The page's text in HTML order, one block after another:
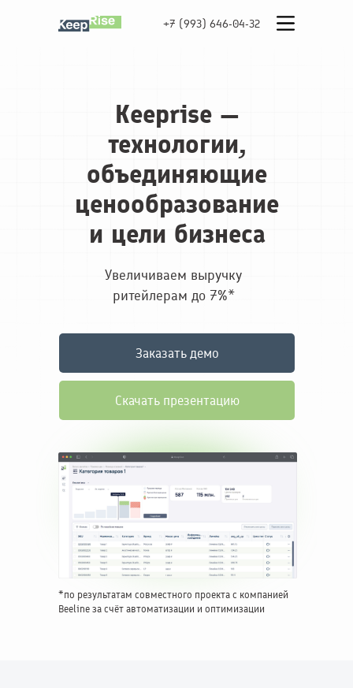
+7 (993) 646-04-32
Keeprise —
технологии,
объединяющие
ценообразование
и цели бизнеса
Увеличиваем выручку
ритейлерам до 7%*
*по результатам совместного проекта с компанией
Beeline за счёт автоматизации и оптимизации
Скачать презентацию
Заказать демо